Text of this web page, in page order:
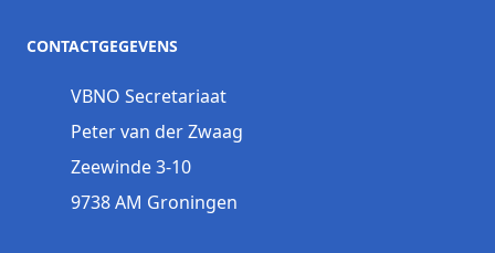
CONTACTGEGEVENS
VBNO Secretariaat
Peter van der Zwaag
Zeewinde 3-10
9738 AM Groningen